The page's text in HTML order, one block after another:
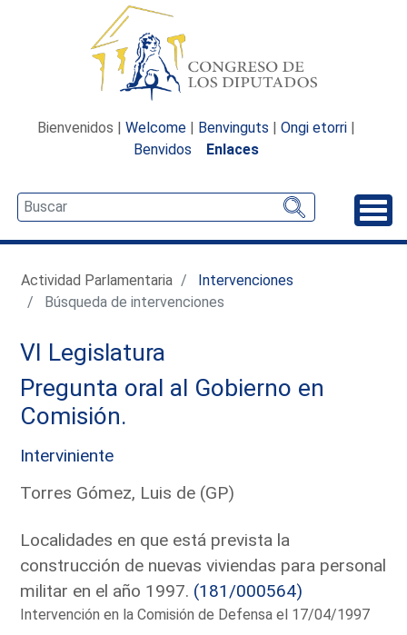
Bienvenidos | Welcome | Benvinguts | Ongi etorri |
Benvidos
Enlaces
Actividad Parlamentaria
Intervenciones
Búsqueda de intervenciones
VI Legislatura
Pregunta oral al Gobierno en
Comisión.
Interviniente
Torres Gómez, Luis de (GP)
Localidades en que está prevista la
construcción de nuevas viviendas para personal
militar en el año 1997. (181/000564)
Intervención en la Comisión de Defensa el 17/04/1997